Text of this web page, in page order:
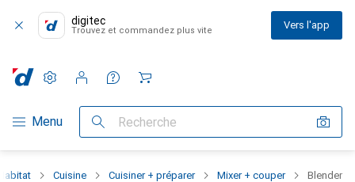
digitec
Trouvez et commandez plus vite Vers l'app
Navigation par catégorie
Menu Recherche
Paramètres
Compte client
Listes de comparaison
Listes d'envies
Panier
Cuisine Cuisiner + préparer Mixer + couper Blender